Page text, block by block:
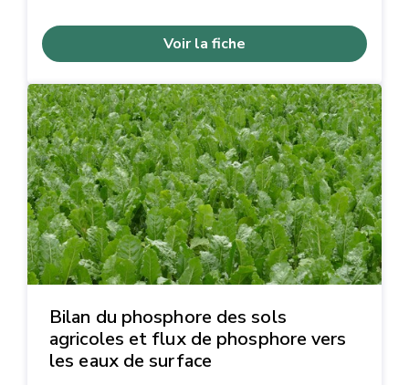
Voir la fiche
Bilan du phosphore des sols
agricoles et flux de phosphore vers
les eaux de surface